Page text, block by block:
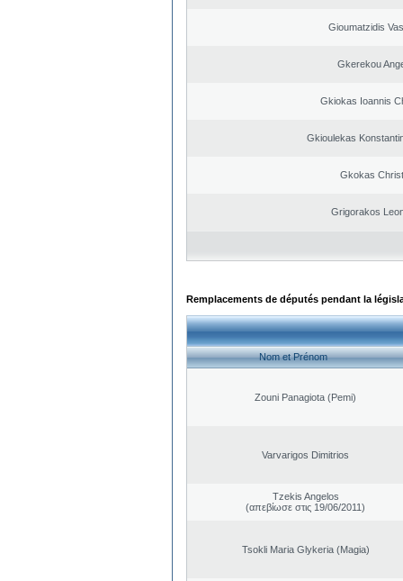
Gioumatzidis
Gkerekou
Gkiokas Ioannis
Gkioulekas
Gkokas
Grigorakos
Remplacements de députés pendant la
Nom et Prénom
Zouni Panagiota (Pemi)
Varvarigos Dimitrios
Tzekis Angelos
(απεβίωσε στις 19/06/2011)
Tsokli Maria Glykeria (Magia)